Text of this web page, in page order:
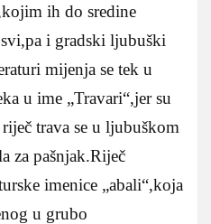
ih do sredine
i gradski ljubuški
mijenja se tek u
u ime „Travari“,jer su
trava se u ljubuškom
za pašnjak.Riječ
imenice „abali“,koja
u grubo